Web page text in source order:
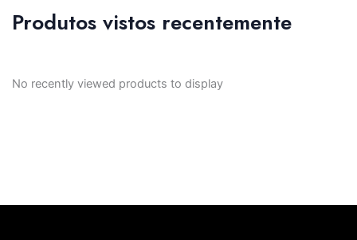
Produtos vistos recentemente
No recently viewed products to display